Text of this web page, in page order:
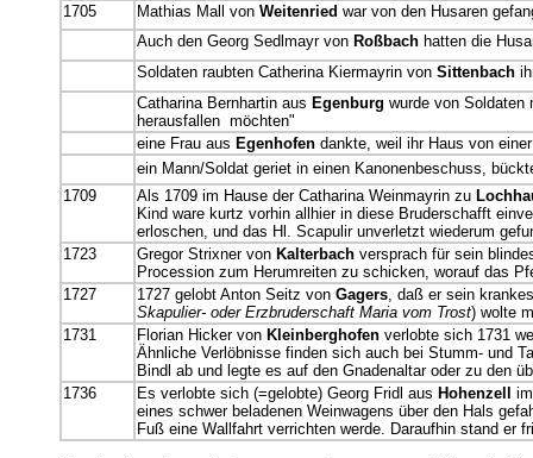
1705
Mathias Mall von Weitenried war von den Husaren
Auch den Georg Sedlmayr von Roßbachhatten die
Soldaten raubten Catherina Kiermayrin von Sittenbach
Catharina Bernhartin aus Egenburg wurde von Soldaten
herausfallen möchten"
eine Frau aus Egenhofendankte, weil ihr Haus von
ein Mann/Soldat geriet in einen Kanonenbeschuss,
1709
Als 1709 im Hause der Catharina Weinmayrin zu
Kind ware kurtz vorhin allhier in diese Bruderschafft
erloschen, und das Hl. Scapulir unverletzt wiederum
1723
Gregor Strixner von Kalterbachversprach für sein
Procession zum Herumreiten zu schicken, worauf das
1727
1727 gelobt Anton Seitz von Gagers, daß er sein
Skapulier- oder Erzbruderschaft Maria vom Trost) wolte
1731
Florian Hicker von Kleinberghofenverlobte sich 1731
Ähnliche Verlöbnisse finden sich auch bei Stumm- und
Bindl ab und legte es auf den Gnadenaltar oder zu den
1736
Es verlobte sich (=gelobte) Georg Fridl aus Hohenzell
eines schwer beladenen Weinwagens über den Hals
Fuß eine Wallfahrt verrichten werde. Daraufhin stand er